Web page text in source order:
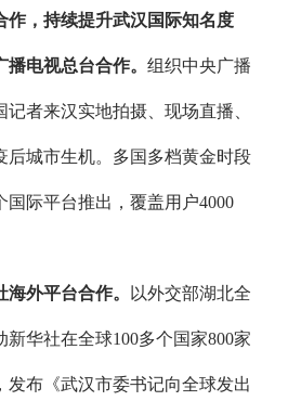
，持续提升武汉国际知名度
电视总台合作。 组织中央广播
者来汉实地拍摄、现场直播、
后城市生机。多国多档黄金时段
国际平台推出，覆盖用户4000
外平台合作。 以外交部湖北全
华社在全球100多个国家800家
发布《武汉市委书记向全球发出